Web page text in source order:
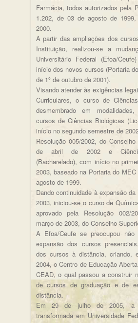
Farmácia, todos autorizados pela
1.202, de 03 de agosto de
2000.
A partir das ampliações dos
Instituição, realizou-se a
Universitário Federal (Efoa/
início dos novos cursos (Portaria
de 1º de outubro de 2001).
Visando atender às exigências
Curriculares, o curso de
desmembrado em
cursos de Ciências Biológicas
início no segundo semestre de
Resolução 005/2002, do
de abril de 2002 e
(Bacharelado), com início no
2003, baseado na Portaria do
agosto de 1999.
Dando continuidade à expansão
2003, iniciou-se o curso de
aprovado pela Resolução 002/
março de 2003, do Conselho
A Efoa/Ceufe se preocupou
expansão dos cursos
dos cursos à distância, criando,
2004, o Centro de Educação
CEAD, o qual passou a construir
de cursos de graduação e de
distância.
Em 29 de julho de 2005, a
transformada em Universidade